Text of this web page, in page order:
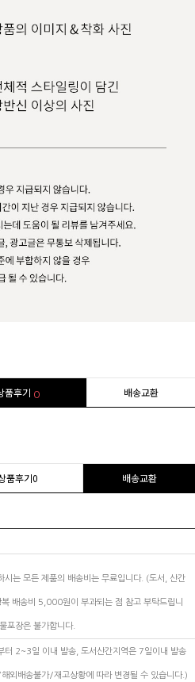
품후기 0 배송교환
품후기0 배송교환
시는 모든 제품의 배송비는 무료입니다. (도서, 산간
배송비 5,000원이 부과되는 점 참고 부탁드립니
포장은 불가합니다.
터 2~3일 이내 발송, 도서산간지역은 7일이내 발송
외배송불가/재고상황에 따라 변경될 수 있습니다.)